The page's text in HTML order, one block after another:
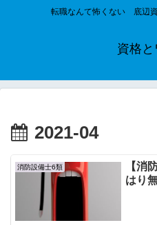
転職なんて怖くない 底辺
資格と
2021-04
消防設備士6類
【消防設
はり